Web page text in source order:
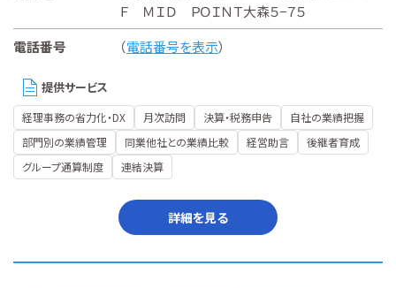
Ｆ ＭＩＤ ＰＯＩＮＴ大森５−７５
電話番号
（電話番号を表示）
提供サービス
経理事務の省力化・DX 月次訪問 決算・税務申告
自社の業績把握
部門別の業績管理
同業他社との業績比較 経営助言
後継者育成
グループ通算制度
連結決算
詳細を見る